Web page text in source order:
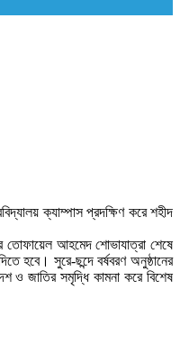
ক্যাম্পাস প্রদক্ষিণ করে শহীদ
তোফায়েল আহমেদ শোভাযাত্রা শেষে
হবে। সুরে-ছন্দে বর্ষবরণ অনুষ্ঠানের
ও জাতির সমৃদ্ধি কামনা করে বিশেষ